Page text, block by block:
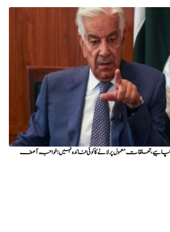
تعلقات معمول پر لانے کا کوئی فائدہ نہیں: خواجہ آصف